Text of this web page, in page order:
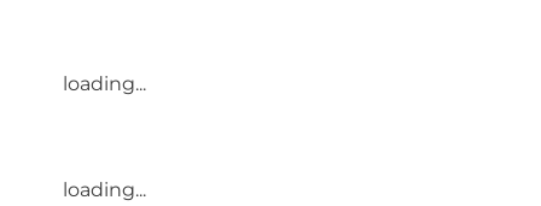
loading...
loading...